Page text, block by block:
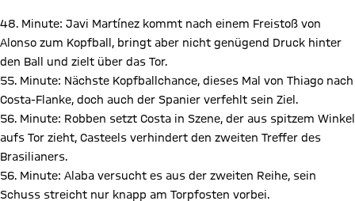
48. Minute: Javi Martínez kommt nach einem Freistoß von
Alonso zum Kopfball, bringt aber nicht genügend Druck hinter
den Ball und zielt über das Tor.
55. Minute: Nächste Kopfballchance, dieses Mal von Thiago nach
Costa-Flanke, doch auch der Spanier verfehlt sein Ziel.
56. Minute: Robben setzt Costa in Szene, der aus spitzem Winkel
aufs Tor zieht, Casteels verhindert den zweiten Treffer des
Brasilianers.
56. Minute: Alaba versucht es aus der zweiten Reihe, sein
Schuss streicht nur knapp am Torpfosten vorbei.